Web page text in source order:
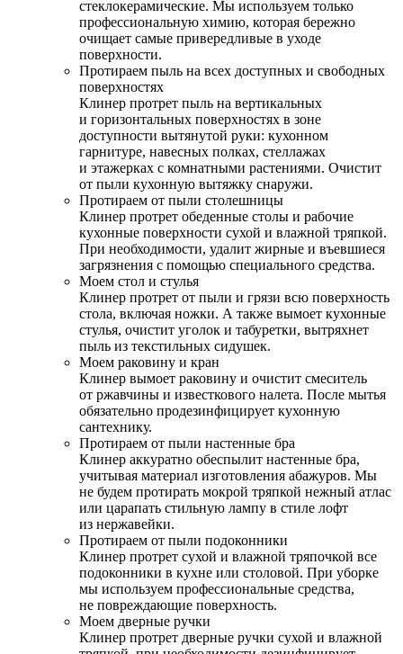
стеклокерамические. Мы используем только
профессиональную химию, которая бережно
очищает самые привередливые в уходе
поверхности.
Протираем пыль на всех доступных и свободных
поверхностях
Клинер протрет пыль на вертикальных
и горизонтальных поверхностях в зоне
доступности вытянутой руки: кухонном
гарнитуре, навесных полках, стеллажах
и этажерках с комнатными растениями. Очистит
от пыли кухонную вытяжку снаружи.
Протираем от пыли столешницы
Клинер протрет обеденные столы и рабочие
кухонные поверхности сухой и влажной тряпкой.
При необходимости, удалит жирные и въевшиеся
загрязнения с помощью специального средства.
Моем стол и стулья
Клинер протрет от пыли и грязи всю поверхность
стола, включая ножки. А также вымоет кухонные
стулья, очистит уголок и табуретки, вытряхнет
пыль из текстильных сидушек.
Моем раковину и кран
Клинер вымоет раковину и очистит смеситель
от ржавчины и известкового налета. После мытья
обязательно продезинфицирует кухонную
сантехнику.
Протираем от пыли настенные бра
Клинер аккуратно обеспылит настенные бра,
учитывая материал изготовления абажуров. Мы
не будем протирать мокрой тряпкой нежный атлас
или царапать стильную лампу в стиле лофт
из нержавейки.
Протираем от пыли подоконники
Клинер протрет сухой и влажной тряпочкой все
подоконники в кухне или столовой. При уборке
мы используем профессиональные средства,
не повреждающие поверхность.
Моем дверные ручки
Клинер протрет дверные ручки сухой и влажной